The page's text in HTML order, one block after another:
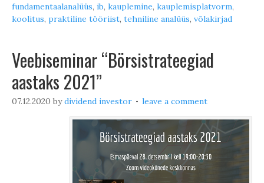
fundamentaalanalüüs, ib, kauplemine, kauplemisplatvorm,
koolitus, praktiline tööriist, tehniline analüüs, võlakirjad
Veebiseminar “Börsistrateegiad
aastaks 2021”
07.12.2020 bydividend investor leave a comment